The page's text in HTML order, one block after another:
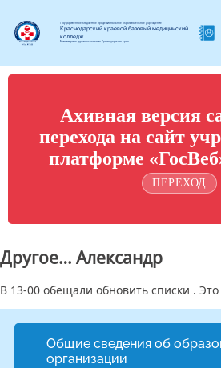
Государственное бюджетное профессиональное образовательное учреждение
Краснодарский краевой базовый медицинский
колледж
Министерства здравоохранения Краснодарского края
Ахивная версия
перехода на сайт
платформе
ПЕРЕХОД
Другое… Александр
В 13-00 обещали обновить списки .
Общие сведения об
организации